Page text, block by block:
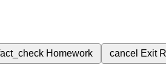
Homework cancel Exit